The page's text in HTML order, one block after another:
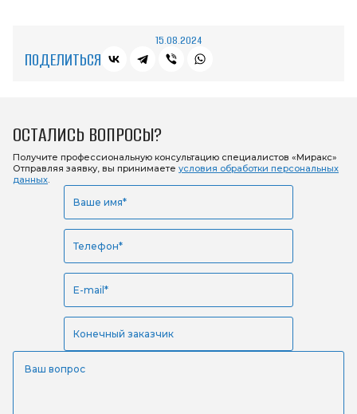
15.08.2024
ПОДЕЛИТЬСЯ
ОСТАЛИСЬ ВОПРОСЫ?
Получите профессиональную консультацию специалистов «Миракс»
Отправляя заявку, вы принимаете условия обработки персональных
данных.